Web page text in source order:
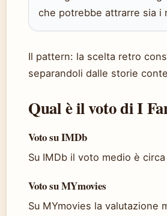
che potrebbe attrarre sia i
Il pattern: la scelta retro
separandoli dalle storie
Qual è il voto di I
Voto su IMDb
Su IMDb il voto medio è
Voto su MYmovies
Su MYmovies la valutazione